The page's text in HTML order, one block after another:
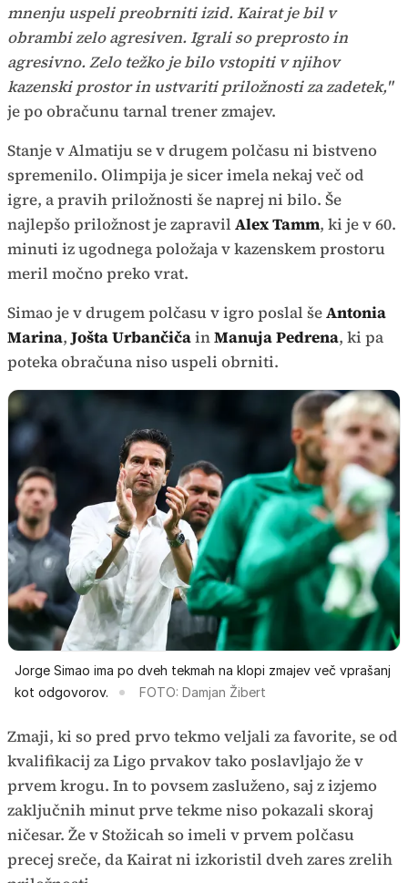
mnenju uspeli preobrniti izid. Kairat je bil v
obrambi zelo agresiven. Igrali so preprosto in
agresivno. Zelo težko je bilo vstopiti v njihov
kazenski prostor in ustvariti priložnosti za zadetek,"
je po obračunu tarnal trener zmajev.
Stanje v Almatiju se v drugem polčasu ni bistveno
spremenilo. Olimpija je sicer imela nekaj več od
igre, a pravih priložnosti še naprej ni bilo. Še
najlepšo priložnost je zapravil Alex Tamm, ki je v 60.
minuti iz ugodnega položaja v kazenskem prostoru
meril močno preko vrat.
Simao je v drugem polčasu v igro poslal šeAntonia
Marina,Jošta UrbančičainManuja Pedrena, ki pa
poteka obračuna niso uspeli obrniti.
Jorge Simao ima po dveh tekmah na klopi zmajev več vprašanj
kot odgovorov.
FOTO: Damjan Žibert
Zmaji, ki so pred prvo tekmo veljali za favorite, se od
kvalifikacij za Ligo prvakov tako poslavljajo že v
prvem krogu. In to povsem zasluženo, saj z izjemo
zaključnih minut prve tekme niso pokazali skoraj
ničesar. Že v Stožicah so imeli v prvem polčasu
precej sreče, da Kairat ni izkoristil dveh zares zrelih